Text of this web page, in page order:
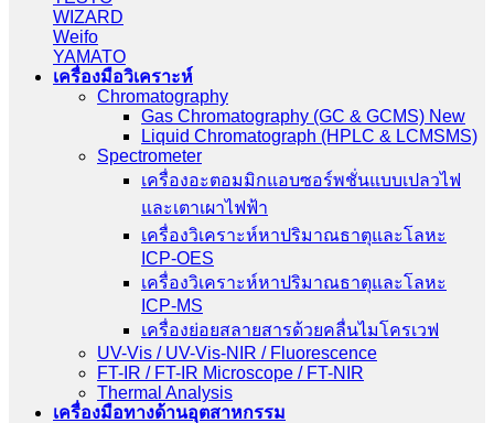
WIZARD
Weifo
YAMATO
เครื่องมือวิเคราะห์
Chromatography
Gas Chromatography (GC & GCMS) New
Liquid Chromatograph (HPLC & LCMSMS)
Spectrometer
เครื่องอะตอมมิกแอบซอร์พชั่นแบบเปลวไฟ
และเตาเผาไฟฟ้า
เครื่องวิเคราะห์หาปริมาณธาตุและโลหะ
ICP-OES
เครื่องวิเคราะห์หาปริมาณธาตุและโลหะ
ICP-MS
เครื่องย่อยสลายสารด้วยคลื่นไมโครเวฟ
UV-Vis / UV-Vis-NIR / Fluorescence
FT-IR / FT-IR Microscope / FT-NIR
Thermal Analysis
เครื่องมือทางด้านอุตสาหกรรม